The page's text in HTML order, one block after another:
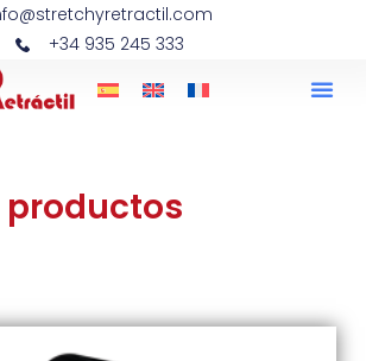
+34 935 245 333
productos